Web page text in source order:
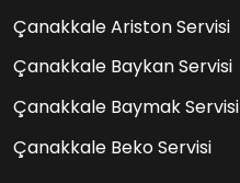
Çanakkale Ariston Servisi
Çanakkale Baykan Servisi
Çanakkale Baymak Servisi
Çanakkale Beko Servisi